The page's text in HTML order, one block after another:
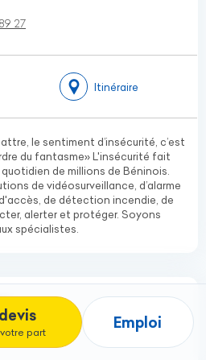
part
Emploi
27
Itinéraire
le sentiment d’insécurité, c’est
du fantasme» L'insécurité fait
de millions de Béninois.
de vidéosurveillance, d’alarme
de détection incendie, de
alerter et protéger. Soyons
spécialistes.